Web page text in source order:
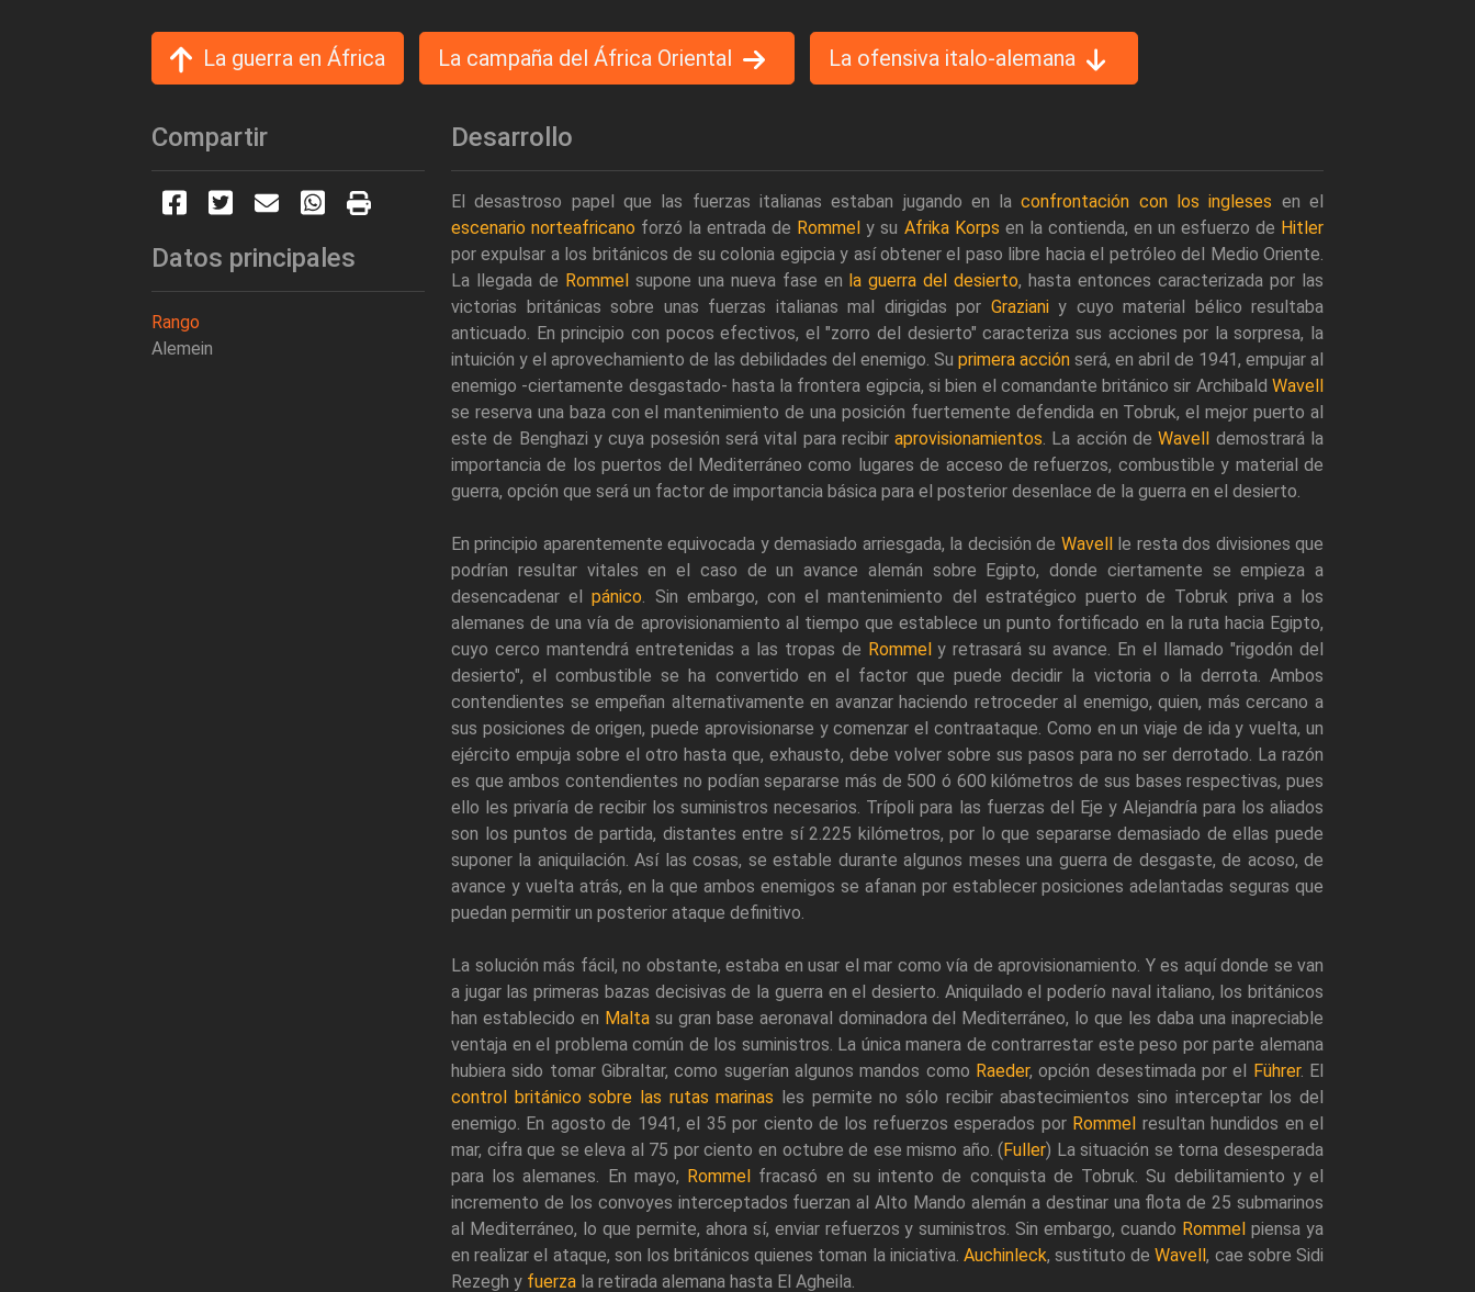
La guerra en África La campaña del África Oriental La ofensiva italo-alemana
Compartir
Datos principales
Rango
Alemein
Desarrollo
El desastroso papel que las fuerzas italianas estaban jugando en laconfrontación con los ingleses en el
escenario norteafricano forzó la entrada de Rommel y su Afrika Korps en la contienda, en un esfuerzo de Hitler
por expulsar a los británicos de su colonia egipcia y así obtener el paso libre hacia el petróleo del Medio Oriente.
La llegada de Rommelsupone una nueva fase en la guerra del desierto, hasta entonces caracterizada por las
victorias británicas sobre unas fuerzas italianas mal dirigidas por Grazianiy cuyo material bélico resultaba
anticuado. En principio con pocos efectivos, el "zorro del desierto" caracteriza sus acciones por la sorpresa, la
intuición y el aprovechamiento de las debilidades del enemigo. Su primera acción será, en abril de 1941, empujar al
enemigo -ciertamente desgastado- hasta la frontera egipcia, si bien el comandante británico sir Archibald Wavell
se reserva una baza con el mantenimiento de una posición fuertemente defendida en Tobruk, el mejor puerto al
este de Benghazi y cuya posesión será vital para recibiraprovisionamientos. La acción deWavell demostrará la
importancia de los puertos del Mediterráneo como lugares de acceso de refuerzos, combustible y material de
guerra, opción que será un factor de importancia básica para el posterior desenlace de la guerra en el desierto.
En principio aparentemente equivocada y demasiado arriesgada, la decisión de Wavellle resta dos divisiones que
podrían resultar vitales en el caso de un avance alemán sobre Egipto, donde ciertamente se empieza a
desencadenar elpánico. Sin embargo, con el mantenimiento del estratégico puerto de Tobruk priva a los
alemanes de una vía de aprovisionamiento al tiempo que establece un punto fortificado en la ruta hacia Egipto,
cuyo cerco mantendrá entretenidas a las tropas de Rommely retrasará su avance. En el llamado "rigodón del
desierto", el combustible se ha convertido en el factor que puede decidir la victoria o la derrota. Ambos
contendientes se empeñan alternativamente en avanzar haciendo retroceder al enemigo, quien, más cercano a
sus posiciones de origen, puede aprovisionarse y comenzar el contraataque. Como en un viaje de ida y vuelta, un
ejército empuja sobre el otro hasta que, exhausto, debe volver sobre sus pasos para no ser derrotado. La razón
es que ambos contendientes no podían separarse más de 500 ó 600 kilómetros de sus bases respectivas, pues
ello les privaría de recibir los suministros necesarios. Trípoli para las fuerzas del Eje y Alejandría para los aliados
son los puntos de partida, distantes entre sí 2.225 kilómetros, por lo que separarse demasiado de ellas puede
suponer la aniquilación. Así las cosas, se estable durante algunos meses una guerra de desgaste, de acoso, de
avance y vuelta atrás, en la que ambos enemigos se afanan por establecer posiciones adelantadas seguras que
puedan permitir un posterior ataque definitivo.
La solución más fácil, no obstante, estaba en usar el mar como vía de aprovisionamiento. Y es aquí donde se van
a jugar las primeras bazas decisivas de la guerra en el desierto. Aniquilado el poderío naval italiano, los británicos
han establecido en Maltasu gran base aeronaval dominadora del Mediterráneo, lo que les daba una inapreciable
ventaja en el problema común de los suministros. La única manera de contrarrestar este peso por parte alemana
hubiera sido tomar Gibraltar, como sugerían algunos mandos como Raeder, opción desestimada por el Führer. El
control británico sobre las rutas marinas les permite no sólo recibir abastecimientos sino interceptar los del
enemigo. En agosto de 1941, el 35 por ciento de los refuerzos esperados por Rommel resultan hundidos en el
mar, cifra que se eleva al 75 por ciento en octubre de ese mismo año. (Fuller) La situación se torna desesperada
para los alemanes. En mayo, Rommel fracasó en su intento de conquista de Tobruk. Su debilitamiento y el
incremento de los convoyes interceptados fuerzan al Alto Mando alemán a destinar una flota de 25 submarinos
al Mediterráneo, lo que permite, ahora sí, enviar refuerzos y suministros. Sin embargo, cuando Rommel piensa ya
en realizar el ataque, son los británicos quienes toman la iniciativa. Auchinleck, sustituto deWavell, cae sobre Sidi
Rezegh y fuerza la retirada alemana hasta El Agheila.